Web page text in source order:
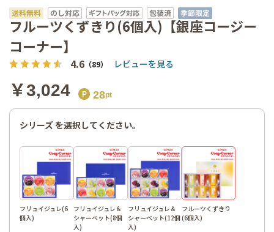
くずきり
(6個入)
フルーツくずきり(6個入)【銀座コージー
コーナー】
4.6 （89） レビューを見る
￥3,024 28
シリーズ を選択してください。
フリュイジュレ(6
個入)
フリュイジュレ＆
シャーベット(8個
入)
フリュイジュレ＆
シャーベット(12個
入)
フルーツくずきり
(6個入)